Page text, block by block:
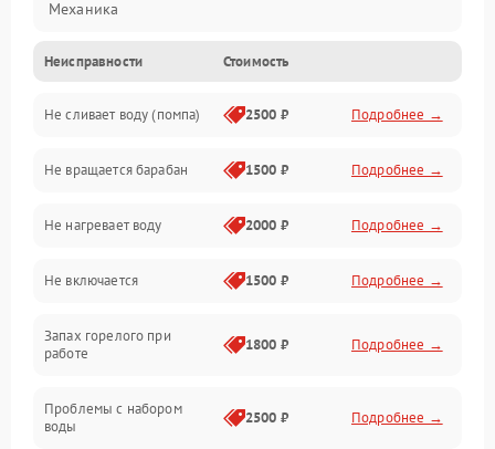
Механика
Электропитание
Водоснабжение
Слив
Программное обеспечение
Неисправности Стоимость
Не сливает воду (помпа) 2500 ₽ Подробнее →
Не вращается барабан 1500 ₽ Подробнее →
Не нагревает воду 2000 ₽ Подробнее →
Не включается 1500 ₽ Подробнее →
Запах горелого при
работе
1800 ₽ Подробнее →
Проблемы с набором
воды
2500 ₽ Подробнее →